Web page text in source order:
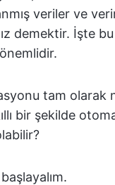
veriler ve
demektir. İşte
tam olarak
bir şekilde